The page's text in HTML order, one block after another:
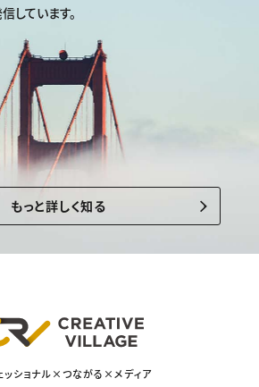
しています。
もっと詳しく知る
ッショナル×つながる×メディア